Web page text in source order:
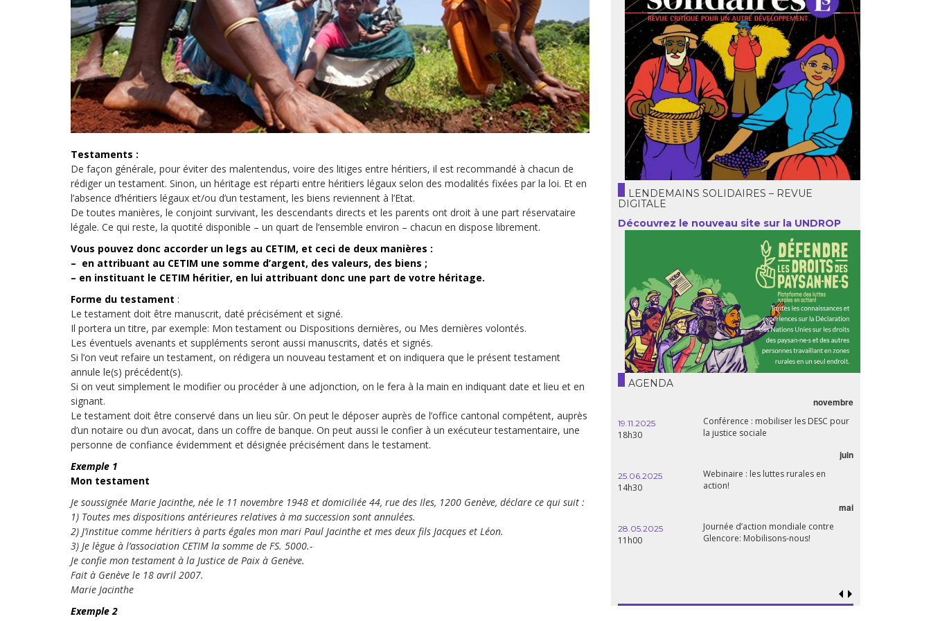
Droit au
développement
Par pays Argentine
Bolivie
Brésil
Colombie
Cuba
Espagne
Guatemala
Haïti
Madagascar
Nigeria
Syrie
Déclarations à l’ONU
Conférences
Cahiers critiques
Diffusion librairies
Testaments :
De façon générale, pour éviter des malentendus, voire des litiges entre héritiers, il est recommandé à chacun de
rédiger un testament. Sinon, un héritage est réparti entre héritiers légaux selon des modalités fixées par la loi. Et en
l’absence d’héritiers légaux et/ou d’un testament, les biens reviennent à l’Etat.
De toutes manières, le conjoint survivant, les descendants directs et les parents ont droit à une part réservataire
légale. Ce qui reste, la quotité disponible – un quart de l’ensemble environ – chacun en dispose librement.
Vous pouvez donc accorder un legs au CETIM, et ceci de deux manières :
– en attribuant au CETIM une somme d’argent, des valeurs, des biens ;
– en instituant le CETIM héritier, en lui attribuant donc une part de votre héritage.
Forme du testament :
Le testament doit être manuscrit, daté précisément et signé.
Il portera un titre, par exemple: Mon testament ou Dispositions dernières, ou Mes dernières volontés.
Les éventuels avenants et suppléments seront aussi manuscrits, datés et signés.
Si l’on veut refaire un testament, on rédigera un nouveau testament et on indiquera que le présent testament
annule le(s) précédent(s).
Si on veut simplement le modifier ou procéder à une adjonction, on le fera à la main en indiquant date et lieu et en
signant.
Le testament doit être conservé dans un lieu sûr. On peut le déposer auprès de l’office cantonal compétent, auprès
d’un notaire ou d’un avocat, dans un coffre de banque. On peut aussi le confier à un exécuteur testamentaire, une
personne de confiance évidemment et désignée précisément dans le testament.
Exemple 1
Mon testament
Je soussignée Marie Jacinthe, née le 11 novembre 1948 et domiciliée 44, rue des Iles, 1200 Genève, déclare ce qui suit :
1) Toutes mes dispositions antérieures relatives à ma succession sont annulées.
2) J’institue comme héritiers à parts égales mon mari Paul Jacinthe et mes deux fils Jacques et Léon.
3) Je lègue à l’association CETIM la somme de FS. 5000.-
Je confie mon testament à la Justice de Paix à Genève.
Fait à Genève le 18 avril 2007.
Marie Jacinthe
Exemple 2
LENDEMAINS SOLIDAIRES – REVUE
DIGITALE
Découvrez le nouveau site sur la UNDROP
AGENDA
novembre
19.11.2025
18h30
Conférence : mobiliser les DESC pour
la justice sociale
juin
25.06.2025
14h30
Webinaire : les luttes rurales en
action!
mai
28.05.2025
11h00
Journée d’action mondiale contre
Glencore: Mobilisons-nous!